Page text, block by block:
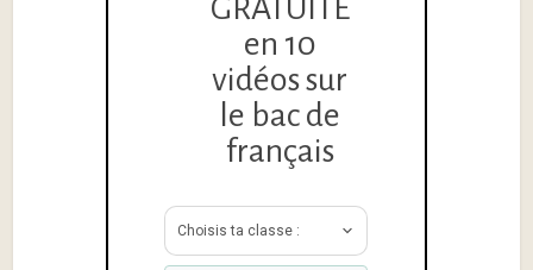
GRATUITE
en 10
vidéos sur
le bac de
français
Choisis ta classe :